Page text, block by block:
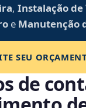
, Instalação de
e Manutenção
SEU
de